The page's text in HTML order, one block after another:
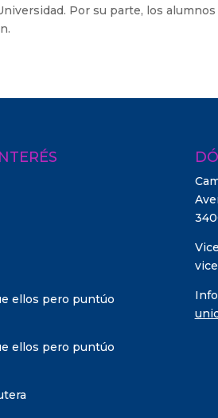
Por su parte, los alumnos
ellos pero puntúo
ellos pero puntúo